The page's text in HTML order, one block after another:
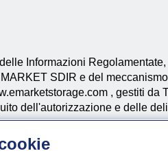
Informazioni
SDIR e del
, gestiti da
dell'autorizzazione e delle